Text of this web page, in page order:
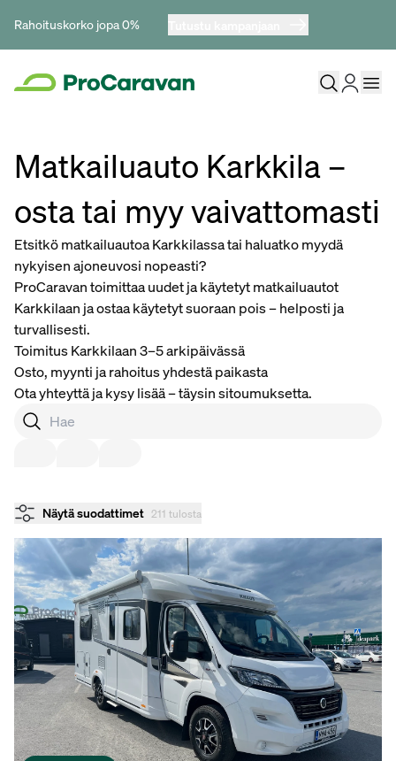
Rahoituskorko jopa 0%
Matkailuauto Karkkila –
osta tai myy vaivattomasti
Etsitkö matkailuautoa Karkkilassa tai haluatko myydä
nykyisen ajoneuvosi nopeasti?
ProCaravan toimittaa uudet ja käytetyt matkailuautot
Karkkilaan ja ostaa käytetyt suoraan pois – helposti ja
turvallisesti.
Toimitus Karkkilaan 3–5 arkipäivässä
Osto, myynti ja rahoitus yhdestä paikasta
Ota yhteyttä ja kysy lisää – täysin sitoumuksetta.
Näytä suodattimet 211 tulosta